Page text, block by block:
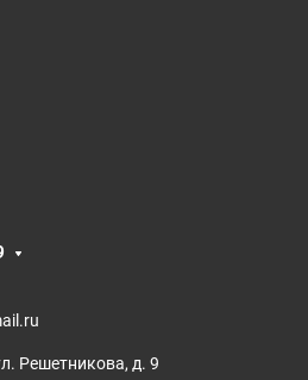
Решетникова, д. 9